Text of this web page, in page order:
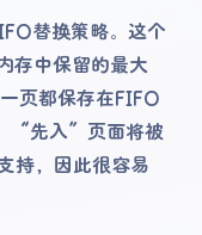
替换策略。这个
存中保留的最大
页都保存在FIFO
“先入”页面将被
持，因此很容易